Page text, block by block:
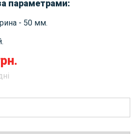
параметрами:
- 50 мм.